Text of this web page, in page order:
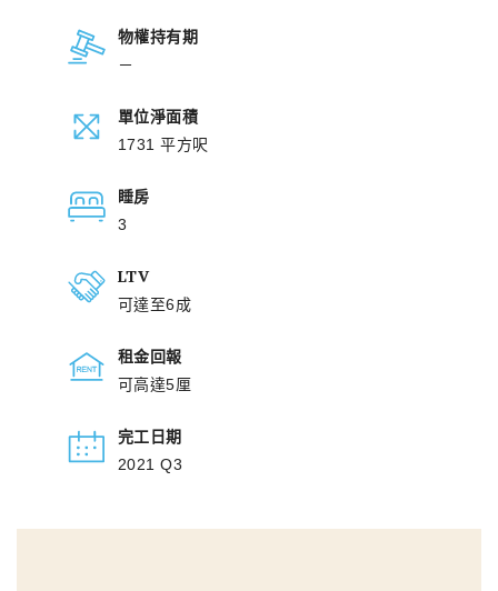
物權持有期
－
單位淨面積
1731 平方呎
睡房
3
LTV
可達至6成
租金回報
可高達5厘
完工日期
2021 Q3